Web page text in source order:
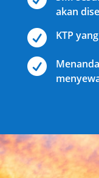
akan
 KTP
